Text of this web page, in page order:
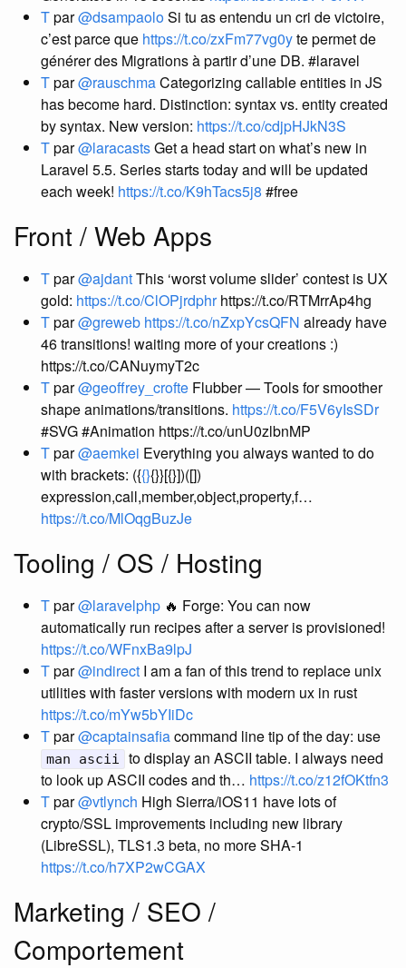
Tpar@dsampaoloSi tu as entendu un cri de victoire,
c’est parce que https://t.co/zxFm77vg0yte permet de
générer des Migrations à partir d’une DB. #laravel
Tpar@rauschmaCategorizing callable entities in JS
has become hard. Distinction: syntax vs. entity created
by syntax. New version: https://t.co/cdjpHJkN3S
Tpar@laracastsGet a head start on what’s new in
Laravel 5.5. Series starts today and will be updated
each week! https://t.co/K9hTacs5j8 #free
Front / Web Apps
Tpar@ajdantThis ‘worst volume slider’ contest is UX
gold: https://t.co/ClOPjrdphrhttps://t.co/RTMrrAp4hg
Tpar@greweb https://t.co/nZxpYcsQFN already have
46 transitions! waiting more of your creations :)
https://t.co/CANuymyT2c
Tpar@geoffrey_crofte Flubber — Tools for smoother
shape animations/transitions. https://t.co/F5V6yIsSDr
#SVG #Animation https://t.co/unU0zlbnMP
Tpar@aemkei Everything you always wanted to do
with brackets: ({{}{}}[{}])([])
expression,call,member,object,property,f…
https://t.co/MlOqgBuzJe
Tooling / OS / Hosting
Tpar@laravelphp 🔥 Forge: You can now
automatically run recipes after a server is provisioned!
https://t.co/WFnxBa9lpJ
Tpar@indirect I am a fan of this trend to replace unix
utilities with faster versions with modern ux in rust
https://t.co/mYw5bYIiDc
Tpar@captainsafiacommand line tip of the day: use
man ascii
to display an ASCII table. I always need
to look up ASCII codes and th… https://t.co/z12fOKtfn3
Tpar@vtlynch High Sierra/iOS11 have lots of
crypto/SSL improvements including new library
(LibreSSL), TLS1.3 beta, no more SHA-1
https://t.co/h7XP2wCGAX
Marketing / SEO /
Comportement